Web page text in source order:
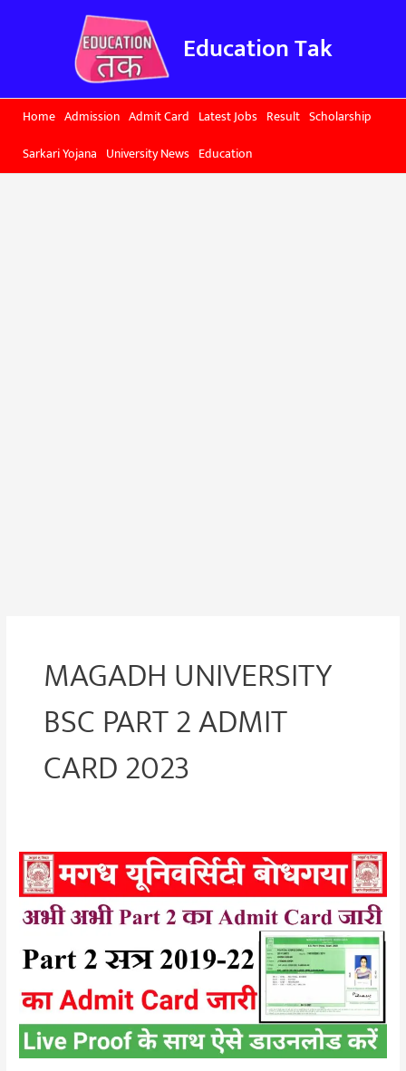
Education Tak
Home Admission Admit Card Latest Jobs Result Scholarship
Sarkari Yojana University News Education
MAGADH UNIVERSITY
BSC PART 2 ADMIT
CARD 2023
Magadh
University
Part
2
Admit
Card
2023
(Download)
लिंक